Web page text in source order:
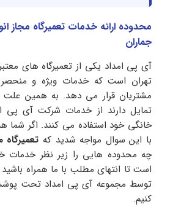
محدوده ارائه خدمات تعمیرگاه مجاز
جماران
آی پی امداد یکی از تعمیرگاه های
تهران است که خدمات ویژه و منحصر
مشتریان قرار می دهد. به همین علت
تمایل دارند از خدمات شرکت آی پی
خانگی خود استفاده می کنند. اگر شما
با این سوال مواجه شدید که
چه محدوده هایی را زیر نظر خدمات
است تا انتهای مطلب با ما همراه باشید
توسط مجموعه آی پی امداد تحت پوشش
کنیم.